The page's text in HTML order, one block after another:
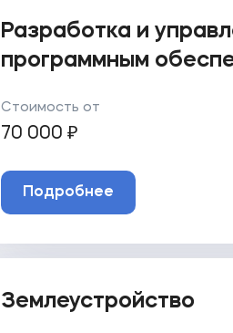
Разработка и
программным
Стоимость от
70 000 ₽
Подробнее
Землеустройство